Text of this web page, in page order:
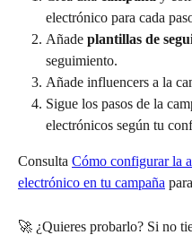
electrónico para cada
Añade plantillas de
seguimiento.
Añade influencers a la
Sigue los pasos de la
electrónicos según tu
Consulta Cómo configurar la
electrónico en tu campaña
🚀 ¿Quieres probarlo? Si no